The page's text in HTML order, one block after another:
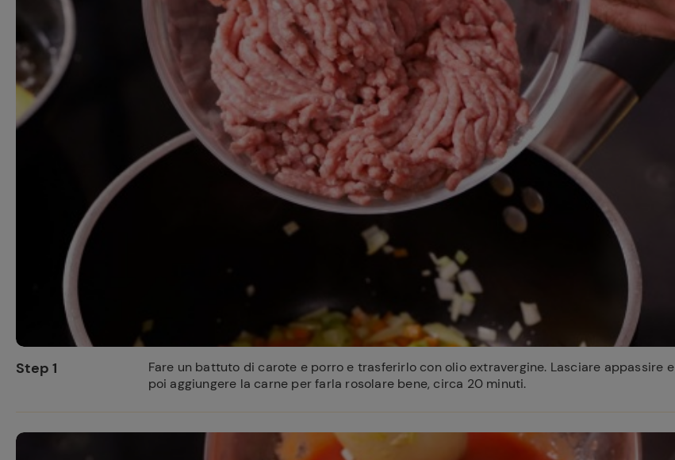
Step 1
Fare un battuto di carote e porro e trasferirlo con olio extravergine. Lasciare appassire e
poi aggiungere la carne per farla rosolare bene, circa 20 minuti.
Ricette preferite